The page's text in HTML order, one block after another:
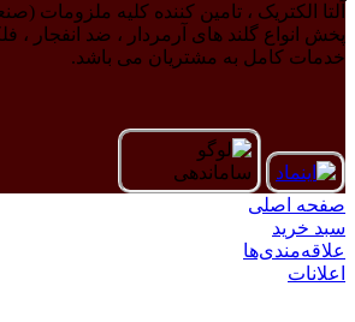
آلتا الکتریک ، تامین کننده کلیه ملزومات
پخش انواع گلند های آرمردار ، ضد انفجار ،
خدمات کامل به مشتریان می باشد.
صفحه اصلی
سبد خرید
علاقه‌مندی‌ها
اعلانات